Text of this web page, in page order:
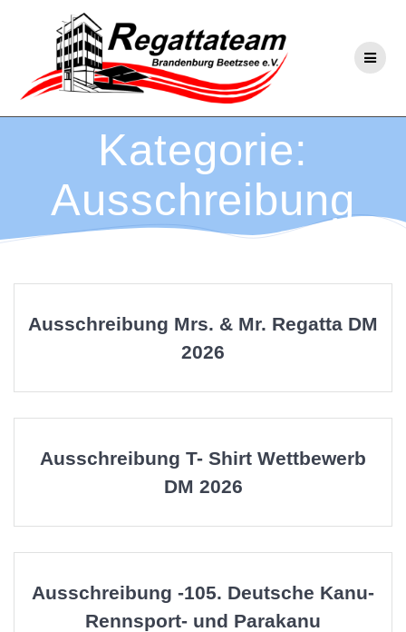
Inhalt
springen
Kategorie:
Ausschreibung
Ausschreibung Mrs. & Mr. Regatta DM
2026
Ausschreibung T- Shirt Wettbewerb
DM 2026
Ausschreibung -105. Deutsche Kanu-
Rennsport- und Parakanu